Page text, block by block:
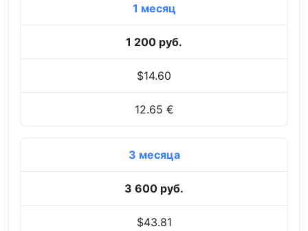
1 месяц
1 200 руб.
$14.60
12.65 €
3 месяца
3 600 руб.
$43.81